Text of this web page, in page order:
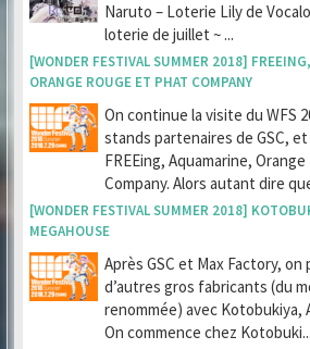
Naruto – Loterie Lily de
loterie de juillet ~ ...
[WONDER FESTIVAL SUMMER 2018]
ORANGE ROUGE ET PHAT COMPANY
On continue la visite du WFS
stands partenaires de GSC,
FREEing, Aquamarine,
Company. Alors autant dire
[WONDER FESTIVAL SUMMER 2018]
MEGAHOUSE
Après GSC et Max Factory,
d’autres gros fabricants (du
renommée) avec Kotobukiya,
On commence chez Kotobuki...